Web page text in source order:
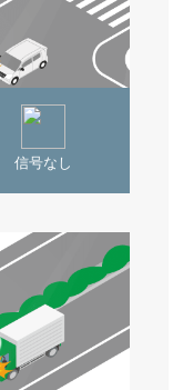
信号なし